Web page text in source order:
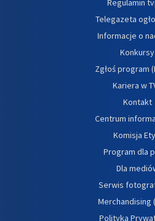
Regulamin
Telegazeta
Informacje o
Konkursy
Zgłoś program
Kariera w
Kontakt
Centrum
Komisja
Program dla
Dla
Serwis
Merchandising
Polityka